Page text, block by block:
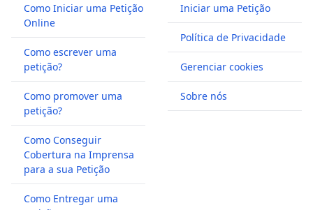
Como Iniciar uma Petição
Online
Como escrever uma
petição?
Como promover uma
petição?
Como Conseguir
Cobertura na Imprensa
para a sua Petição
Como Entregar uma
Iniciar uma Petição
Política de Privacidade
Gerenciar cookies
Sobre nós